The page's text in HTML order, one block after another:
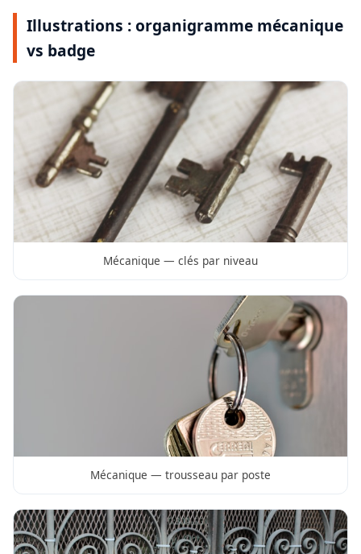
Illustrations : organigramme mécanique
vs badge
Mécanique — clés par niveau
Mécanique — trousseau par poste